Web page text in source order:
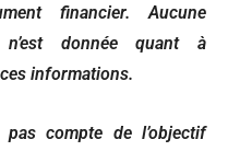
financier. Aucune
donnée quant à
ces informations.
compte de l’objectif